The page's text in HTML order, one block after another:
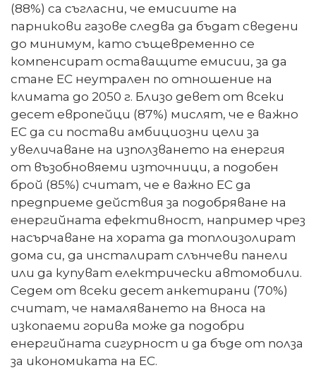
(88%) са съгласни, че емисиите на
парникови газове следва да бъдат сведени
до минимум, като същевременно се
компенсират оставащите емисии, за да
стане ЕС неутрален по отношение на
климата до 2050 г. Близо девет от всеки
десет европейци (87%) мислят, че е важно
ЕС да си постави амбициозни цели за
увеличаване на използването на енергия
от възобновяеми източници, а подобен
брой (85%) считат, че е важно ЕС да
предприеме действия за подобряване на
енергийната ефективност, например чрез
насърчаване на хората да топлоизолират
дома си, да инсталират слънчеви панели
или да купуват електрически автомобили.
Седем от всеки десет анкетирани (70%)
считат, че намаляването на вноса на
изкопаеми горива може да подобри
енергийната сигурност и да бъде от полза
за икономиката на ЕС.